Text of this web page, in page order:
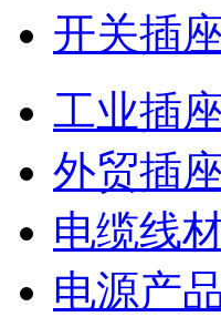
开关插
工业插
外贸插
电缆线
电源产